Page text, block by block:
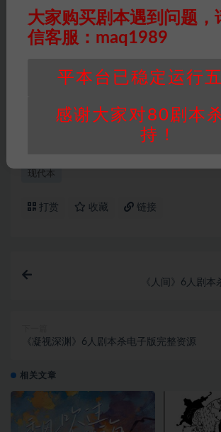
身价值，本站积分为本站收取的赞
站整理资料的时间成本及网站运营
用。
问或购买使用引起的任何行为和纠
享】可能会被取消VIP，恕不另行通
现代本
打赏 收藏 链接
《人间》6人剧
《凝视深渊》6人剧本杀电子版完整资源
相关文章
大家购买剧本遇到问题，
信客服：maq1989
平本台已稳定运行
感谢大家对80剧本
持！